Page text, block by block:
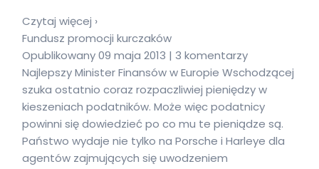
Czytaj więcej ›
Fundusz promocji kurczaków
Opublikowany 09 maja 2013 | 3 komentarzy
Najlepszy Minister Finansów w Europie Wschodzącej
szuka ostatnio coraz rozpaczliwiej pieniędzy w
kieszeniach podatników. Może więc podatnicy
powinni się dowiedzieć po co mu te pieniądze są.
Państwo wydaje nie tylko na Porsche i Harleye dla
agentów zajmujących się uwodzeniem